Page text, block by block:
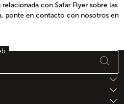
con Safar Flyer sobre las
ponte en contacto con nosotros en
del sitio